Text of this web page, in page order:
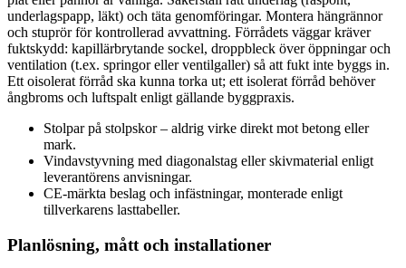
underlagspapp, läkt) och täta genomföringar. Montera hängrännor
och stuprör för kontrollerad avvattning. Förrådets väggar kräver
fuktskydd: kapillärbrytande sockel, droppbleck över öppningar och
ventilation (t.ex. springor eller ventilgaller) så att fukt inte byggs in.
Ett oisolerat förråd ska kunna torka ut; ett isolerat förråd behöver
ångbroms och luftspalt enligt gällande byggpraxis.
Stolpar på stolpskor – aldrig virke direkt mot betong eller
mark.
Vindavstyvning med diagonalstag eller skivmaterial enligt
leverantörens anvisningar.
CE-märkta beslag och infästningar, monterade enligt
tillverkarens lasttabeller.
Planlösning, mått och installationer